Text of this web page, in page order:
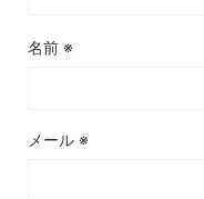
名前 ※
メール ※